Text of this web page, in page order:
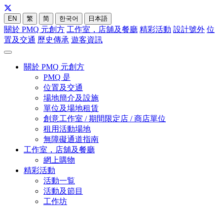
EN 繁 简 한국어 日本語
關於 PMQ 元創方 工作室，店舖及餐廳 精彩活動 設計號外 位
置及交通 歷史傳承 遊客資訊
關於 PMQ 元創方
PMQ 是
位置及交通
場地簡介及設施
單位及場地租賃
創意工作室 / 期間限定店 / 商店單位
租用活動場地
無障礙通道指南
工作室，店舖及餐廳
網上購物
精彩活動
活動一覧
活動及節目
工作坊